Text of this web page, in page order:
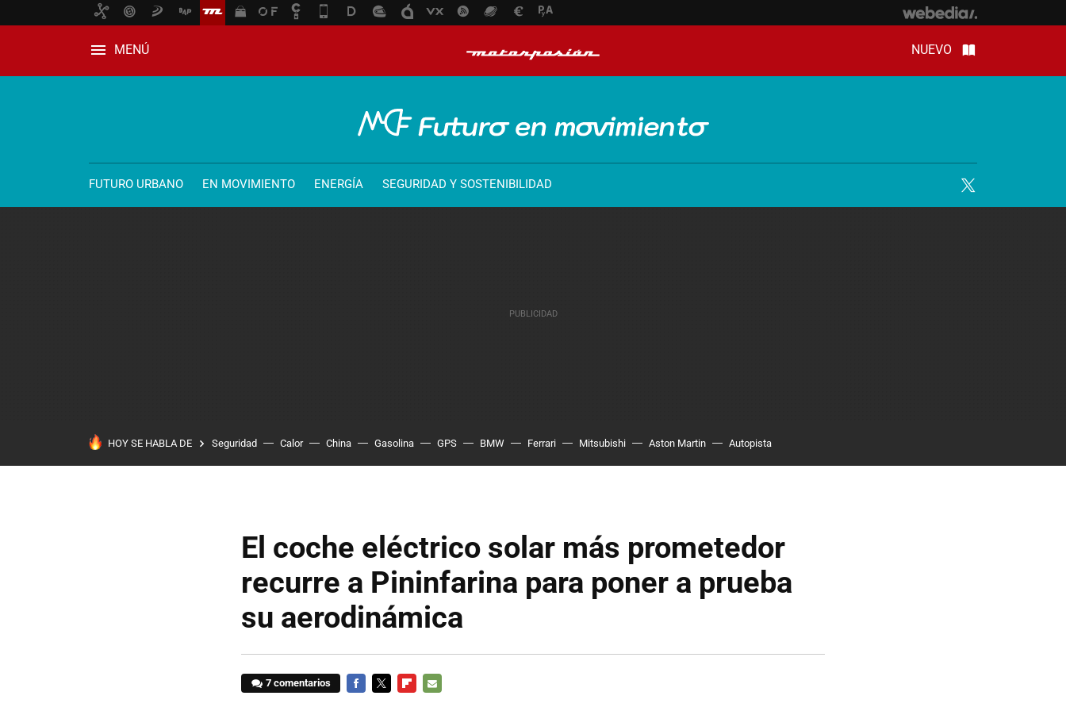
MENÚ NUEVO
FUTURO URBANO EN MOVIMIENTO ENERGÍA SEGURIDAD Y SOSTENIBILIDAD
HOY SE HABLA DE Seguridad Calor China Gasolina GPS BMW Ferrari Mitsubishi Aston Martin Autopista
El coche eléctrico solar más prometedor
recurre a Pininfarina para poner a prueba
su aerodinámica
7 comentarios